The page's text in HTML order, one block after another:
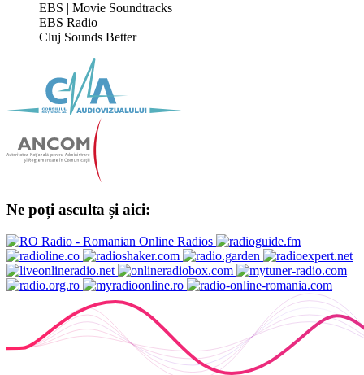
EBS | Movie Soundtracks
EBS Radio
Cluj Sounds Better
Ne poți asculta și aici: